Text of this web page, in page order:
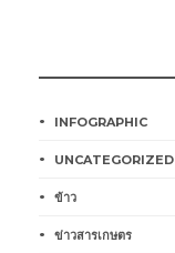
INFOGRAPHIC
UNCATEGORIZED
ข้าว
ข่าวสารเกษตร